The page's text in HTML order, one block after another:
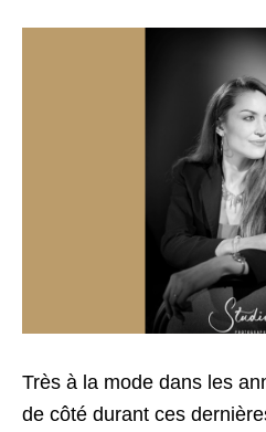
Très à la mode dans les
de côté durant ces